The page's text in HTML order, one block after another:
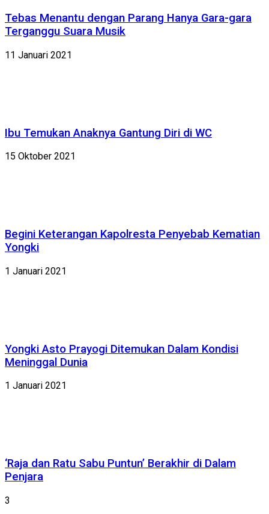
Tebas Menantu dengan Parang Hanya Gara-gara
Terganggu Suara Musik
11 Januari 2021
Ibu Temukan Anaknya Gantung Diri di WC
15 Oktober 2021
Begini Keterangan Kapolresta Penyebab Kematian
Yongki
1 Januari 2021
Yongki Asto Prayogi Ditemukan Dalam Kondisi
Meninggal Dunia
1 Januari 2021
‘Raja dan Ratu Sabu Puntun’ Berakhir di Dalam
Penjara
3